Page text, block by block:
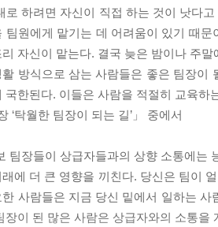
로 하려면 자신이 직접 하는 것이 낫다
팀원에게 맡기는 데 어려움이 있기 때
자신이 맡는다. 결국 늦은 밤이나 주
방식으로 삼는 사람들은 좋은 팀장이
국한된다. 이들은 사람을 적절히 교육하
‘탁월한 팀장이 되는 길’」 중에서
팀장들이 상급자들과의 상향 소통에
에 더 큰 영향을 끼친다. 당신은 팀이
한 사람들은 지금 당신 밑에서 일하는
장이 된 많은 사람은 상급자와의 소통